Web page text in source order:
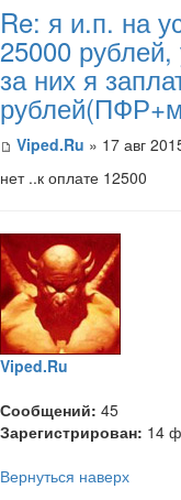
Re: я и.п. на
25000
за них я
Viped.Ru » 17 авг
​нет ..к оплате 12500
Viped.Ru
Сообщений: 45
Зарегистрирован: 14
Вернуться наверх